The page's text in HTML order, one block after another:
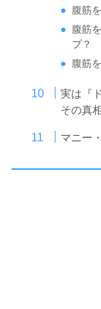
腹筋
腹筋
プ？
腹筋
実は『
その真
マニー